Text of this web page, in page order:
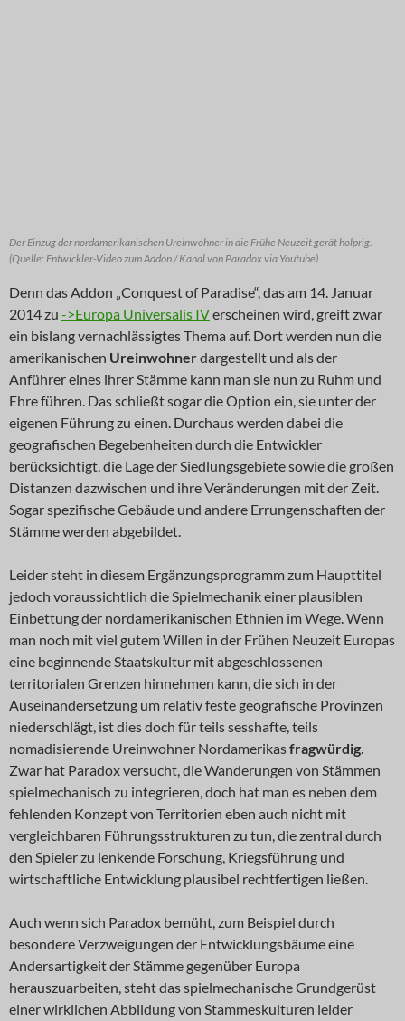
Der Einzug der nordamerikanischen Ureinwohner in die Frühe Neuzeit gerät holprig.
(Quelle: Entwickler-Video zum Addon / Kanal von Paradox via Youtube)
Denn das Addon „Conquest of Paradise“, das am 14. Januar
2014 zu ->Europa Universalis IVerscheinen wird, greift zwar
ein bislang vernachlässigtes Thema auf. Dort werden nun die
amerikanischen Ureinwohnerdargestellt und als der
Anführer eines ihrer Stämme kann man sie nun zu Ruhm und
Ehre führen. Das schließt sogar die Option ein, sie unter der
eigenen Führung zu einen. Durchaus werden dabei die
geografischen Begebenheiten durch die Entwickler
berücksichtigt, die Lage der Siedlungsgebiete sowie die großen
Distanzen dazwischen und ihre Veränderungen mit der Zeit.
Sogar spezifische Gebäude und andere Errungenschaften der
Stämme werden abgebildet.
Leider steht in diesem Ergänzungsprogramm zum Haupttitel
jedoch voraussichtlich die Spielmechanik einer plausiblen
Einbettung der nordamerikanischen Ethnien im Wege. Wenn
man noch mit viel gutem Willen in der Frühen Neuzeit Europas
eine beginnende Staatskultur mit abgeschlossenen
territorialen Grenzen hinnehmen kann, die sich in der
Auseinandersetzung um relativ feste geografische Provinzen
niederschlägt, ist dies doch für teils sesshafte, teils
nomadisierende Ureinwohner Nordamerikasfragwürdig.
Zwar hat Paradox versucht, die Wanderungen von Stämmen
spielmechanisch zu integrieren, doch hat man es neben dem
fehlenden Konzept von Territorien eben auch nicht mit
vergleichbaren Führungsstrukturen zu tun, die zentral durch
den Spieler zu lenkende Forschung, Kriegsführung und
wirtschaftliche Entwicklung plausibel rechtfertigen ließen.
Auch wenn sich Paradox bemüht, zum Beispiel durch
besondere Verzweigungen der Entwicklungsbäume eine
Andersartigkeit der Stämme gegenüber Europa
herauszuarbeiten, steht das spielmechanische Grundgerüst
einer wirklichen Abbildung von Stammeskulturen leider